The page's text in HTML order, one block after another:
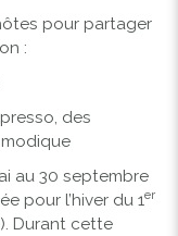
pour partager
:
des
au 30 septembre
pour l’hiver du 1er
Durant cette